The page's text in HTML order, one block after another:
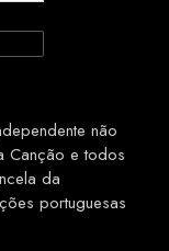
não
Canção e todos
da
portuguesas